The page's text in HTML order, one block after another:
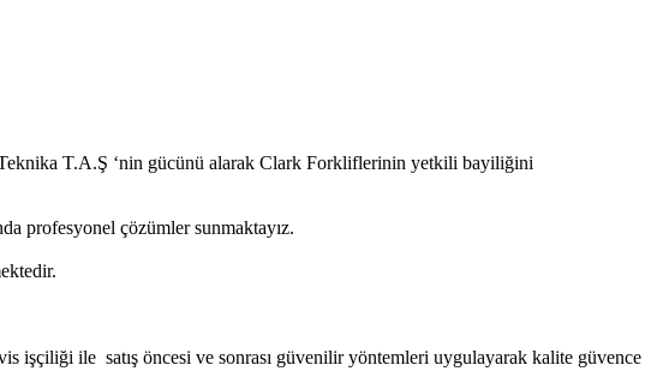
Teknika T.A.Ş ‘nin gücünü alarak Clark Forkliflerinin yetkili bayiliğini
profesyonel çözümler sunmaktayız.
işçiliği ile satış öncesi ve sonrası güvenilir yöntemleri uygulayarak kalite güvence